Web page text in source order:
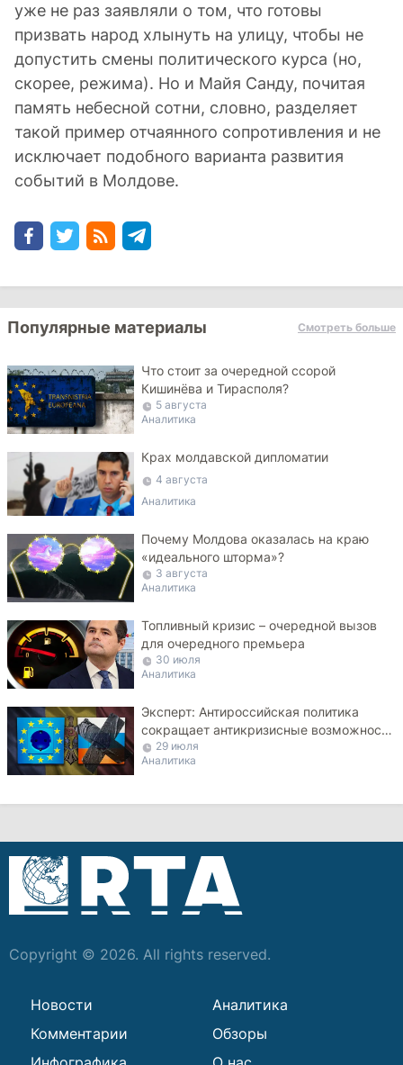
уже не раз заявляли о том, что готовы
призвать народ хлынуть на улицу, чтобы не
допустить смены политического курса (но,
скорее, режима). Но и Майя Санду, почитая
память небесной сотни, словно, разделяет
такой пример отчаянного сопротивления и не
исключает подобного варианта развития
событий в Молдове.
Популярные материалы Смотреть больше
Что стоит за очередной ссорой
Кишинёва и Тирасполя?
5 августа
Аналитика
Крах молдавской дипломатии
4 августа
Аналитика
Почему Молдова оказалась на краю
«идеального шторма»?
3 августа
Аналитика
Топливный кризис – очередной вызов
для очередного премьера
30 июля
Аналитика
Эксперт: Антироссийская политика
сокращает антикризисные возможности
Молдовы
29 июля
Аналитика
Copyright © 2026. All rights reserved.
Новости
Аналитика
Комментарии
Обзоры